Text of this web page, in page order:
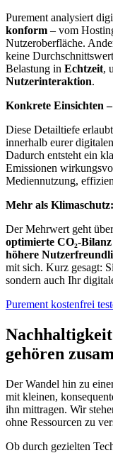
Purement analysiert
konform – vom
Nutzeroberfläche.
keine
Belastung in Echtzeit,
Nutzerinteraktion.
Konkrete Einsichten
Diese Detailtiefe
innerhalb eurer
Dadurch entsteht ein
Emissionen
Mediennutzung,
Mehr als
Der Mehrwert geht
optimierte CO₂-
höhere
mit sich. Kurz gesagt:
sondern auch Ihr
Purement kostenfrei
gehören
Der Wandel hin zu
mit kleinen,
ihn mittragen. Wir
ohne Ressourcen zu
Ob durch gezielten